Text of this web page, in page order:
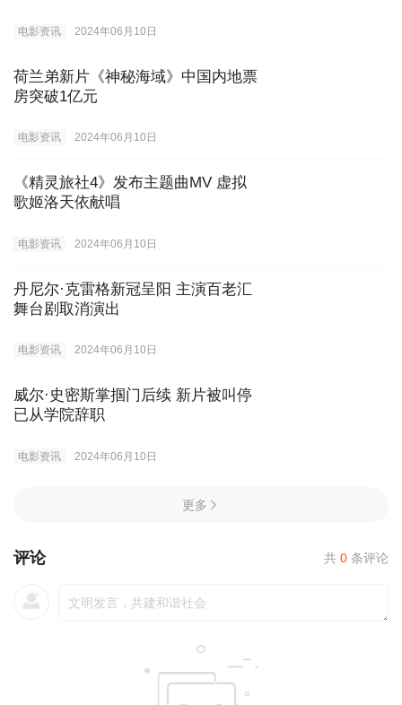
电影资讯 2024年06月10日
荷兰弟新片《神秘海域》中国内地票
房突破1亿元
电影资讯 2024年06月10日
《精灵旅社4》发布主题曲MV 虚拟
歌姬洛天依献唱
电影资讯 2024年06月10日
丹尼尔·克雷格新冠呈阳 主演百老汇
舞台剧取消演出
电影资讯 2024年06月10日
威尔·史密斯掌掴门后续 新片被叫停
已从学院辞职
电影资讯 2024年06月10日
更多
评论 共 0 条评论